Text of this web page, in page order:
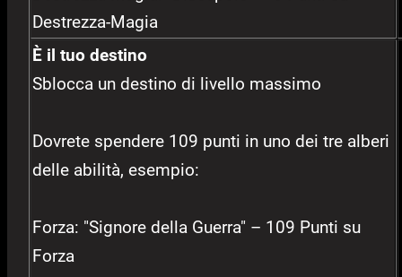
Destrezza-Magia
È il tuo destino
Sblocca un destino di livello massimo
Dovrete spendere 109 punti in uno dei tre alberi
delle abilità, esempio:
Forza: "Signore della Guerra" – 109 Punti su
Forza